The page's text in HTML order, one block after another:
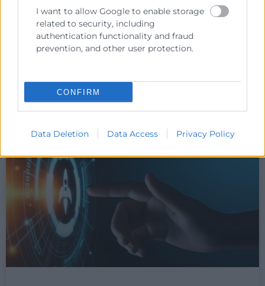
I want to allow Google to enable storage
related to security, including
authentication functionality and fraud
prevention, and other user protection.
CONFIRM
Data Deletion Data Access Privacy Policy
SEM (campañas de PPC). Son estrategias de
naturalezas distintas, pero que se complementan
entre ellas, puesto que trabajan acciones, plazos e
inversiones diferentes, pero el mismo objetivo: